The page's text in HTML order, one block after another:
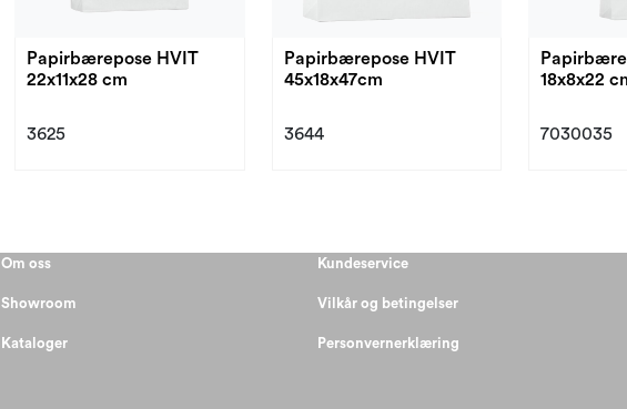
Papirbærepose HVIT
22x11x28 cm
3625
Papirbærepose HVIT
45x18x47cm
3644
18x8x22
7030035
Om oss
Showroom
Kataloger
Kundeservice
Vilkår og betingelser
Personvernerklæring